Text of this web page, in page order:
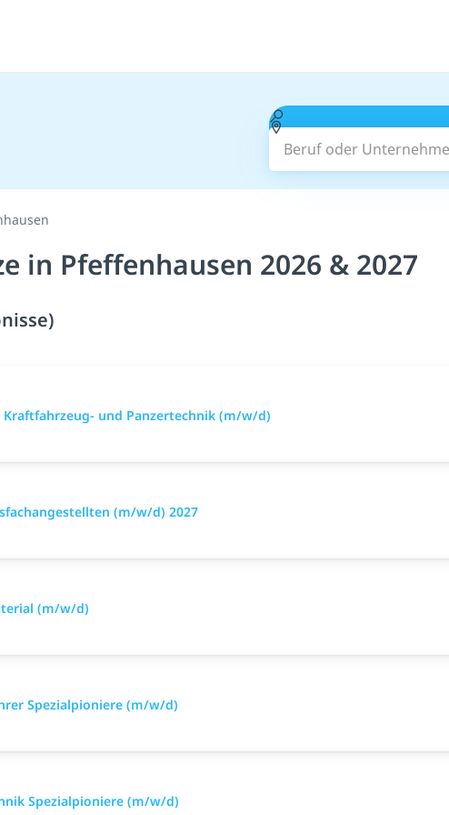
Beruf oder Unternehmen
in Pfeffenhausen 2026 & 2027
und Panzertechnik (m/w/d)
(m/w/d) 2027
(m/w/d)
Spezialpioniere (m/w/d)
Spezialpioniere (m/w/d)